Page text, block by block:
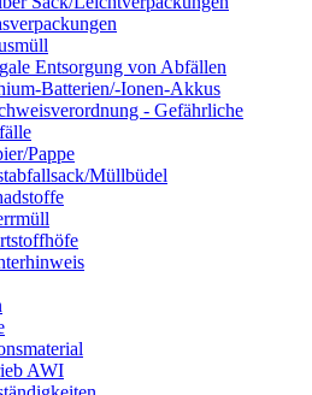
Entsorgung von Abfällen
Batterien/-Ionen-Akkus
- Gefährliche
Pappe
Müllbüdel
AWI